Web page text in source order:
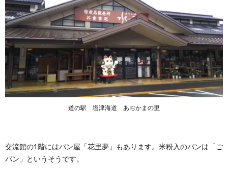
道の駅 塩津海道 あぢかまの里
交流館の1階にはパン屋「花里夢」もあります。米粉入のパンは「ご
パン」というそうです。